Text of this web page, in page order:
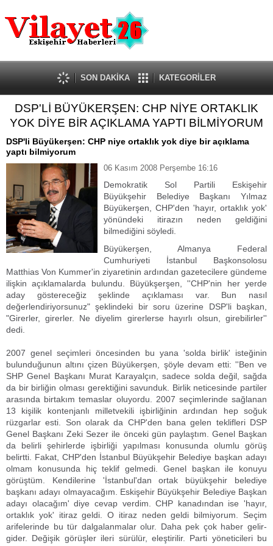
Güncel
Ekonomi
Politika
Eğitim
Spor
Kültür-Sanat
Dünya
Röportaj
Tanıtım Yazısı
SON DAKİKA KATEGORİLER
DSP'Lİ BÜYÜKERŞEN: CHP NİYE ORTAKLIK
YOK DİYE BİR AÇIKLAMA YAPTI BİLMİYORUM
DSP'li Büyükerşen: CHP niye ortaklık yok diye bir açıklama
yaptı bilmiyorum
06 Kasım 2008 Perşembe 16:16
Demokratik Sol Partili Eskişehir
Büyükşehir Belediye Başkanı Yılmaz
Büyükerşen, CHP'den 'hayır, ortaklık yok'
yönündeki itirazın neden geldiğini
bilmediğini söyledi.
Büyükerşen, Almanya Federal
Cumhuriyeti İstanbul Başkonsolosu
Matthias Von Kummer'in ziyaretinin ardından gazetecilere gündeme
ilişkin açıklamalarda bulundu. Büyükşerşen, ''CHP'nin her yerde
aday göstereceğiz şeklinde açıklaması var. Bun nasıl
değerlendiriyorsunuz" şeklindeki bir soru üzerine DSP'li başkan,
"Girerler, girerler. Ne diyelim girerlerse hayırlı olsun, girebilirler''
dedi.
2007 genel seçimleri öncesinden bu yana 'solda birlik' isteğinin
bulunduğunun altını çizen Büyükerşen, şöyle devam etti: ''Ben ve
SHP Genel Başkanı Murat Karayalçın, sadece solda değil, sağda
da bir birliğin olması gerektiğini savunduk. Birlik neticesinde partiler
arasında birtakım temaslar oluyordu. 2007 seçimlerinde sağlanan
13 kişilik kontenjanlı milletvekili işbirliğinin ardından hep soğuk
rüzgarlar esti. Son olarak da CHP'den bana gelen teklifleri DSP
Genel Başkanı Zeki Sezer ile önceki gün paylaştım. Genel Başkan
da belirli şehirlerde işbirliği yapılması konusunda olumlu görüş
belirtti. Fakat, CHP'den İstanbul Büyükşehir Belediye başkan adayı
olmam konusunda hiç teklif gelmedi. Genel başkan ile konuyu
görüştüm. Kendilerine 'İstanbul'dan ortak büyükşehir belediye
başkanı adayı olmayacağım. Eskişehir Büyükşehir Belediye Başkan
adayı olacağım' diye cevap verdim. CHP kanadından ise 'hayır,
ortaklık yok' itiraz geldi. O itiraz neden geldi bilmiyorum. Seçim
arifelerinde bu tür dalgalanmalar olur. Daha pek çok haber gelir-
gider. Değişik görüşler ileri sürülür, eleştirilir. Parti yöneticileri bu